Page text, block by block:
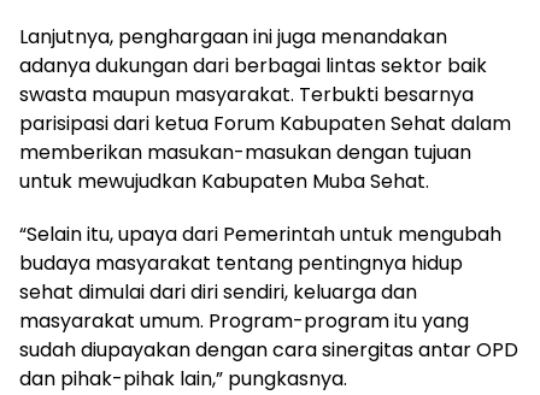
Lanjutnya, penghargaan ini juga menandakan
adanya dukungan dari berbagai lintas sektor baik
swasta maupun masyarakat. Terbukti besarnya
parisipasi dari ketua Forum Kabupaten Sehat dalam
memberikan masukan-masukan dengan tujuan
untuk mewujudkan Kabupaten Muba Sehat.
“Selain itu, upaya dari Pemerintah untuk mengubah
budaya masyarakat tentang pentingnya hidup
sehat dimulai dari diri sendiri, keluarga dan
masyarakat umum. Program-program itu yang
sudah diupayakan dengan cara sinergitas antar OPD
dan pihak-pihak lain,” pungkasnya.